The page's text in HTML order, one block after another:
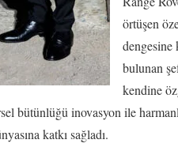
örtüşen
dengesine
bulunan
kendine
bütünlüğü inovasyon ile
katkı sağladı.